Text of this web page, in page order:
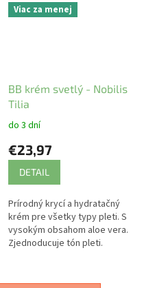
Viac za menej
BB krém svetlý - Nobilis
Tilia
do 3 dní
€23,97
DETAIL
Prírodný krycí a hydratačný
krém pre všetky typy pleti. S
vysokým obsahom aloe vera.
Zjednoducuje tón pleti.